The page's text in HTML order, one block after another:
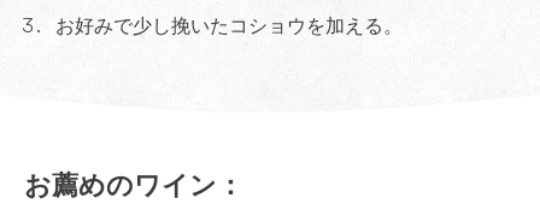
お好みで少し挽いたコショウを加える。
お薦めのワイン：